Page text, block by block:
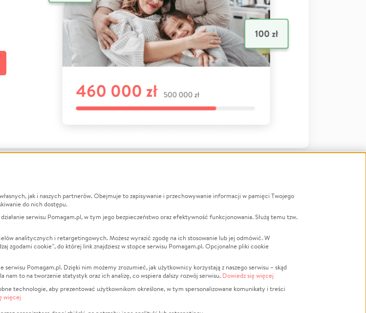
O nas
Opinie
Raporty
Za darmo
Dla NGO
Fundacja Pomagam.pl
Zbieraj na
Leczenie
Zwierzęta
Pożar
Sport
Pomoc Finansowa
Pogrzeb
LGBTQ+
Powódź
Wichura
Religia
Edukacja
jak i naszych partnerów. Obejmuje to zapisywanie i przechowywanie informacji w pamięci Twojego
do nich dostępu.
serwisu Pomagam.pl, w tym jego bezpieczeństwo oraz efektywność funkcjonowania. Służą temu tzw.
analitycznych i retargetingowych. Możesz wyrazić zgodę na ich stosowanie lub jej odmówić. W
zgodami cookie”, do której link znajdziesz w stopce serwisu Pomagam.pl. Opcjonalne pliki cookie
Pomagam.pl. Dzięki nim możemy zrozumieć, jak użytkownicy korzystają z naszego serwisu – skąd
nam to na tworzenie statystyk oraz ich analizę, co wspiera dalszy rozwój serwisu. Dowiedz się więcej
technologie, aby prezentować użytkownikom określone, w tym spersonalizowane komunikaty i treści
więcej